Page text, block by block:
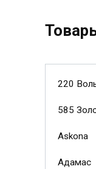
220
585
Askona
Адамас